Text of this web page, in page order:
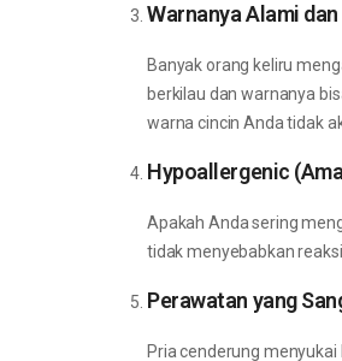
Warnanya Alami
Banyak orang keliru
berkilau dan warnanya
warna cincin Anda tidak
Hypoallergenic
Apakah Anda sering
tidak menyebabkan
Perawatan yang
Pria cenderung